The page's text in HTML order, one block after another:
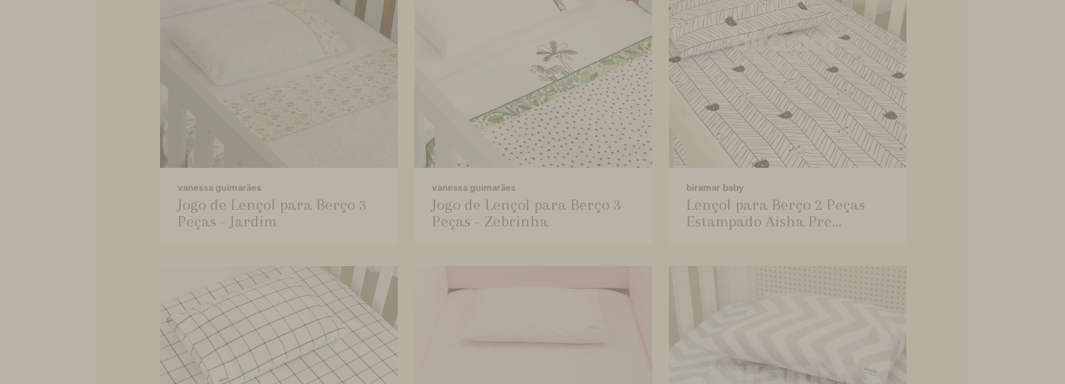
vanessa guimarães
Jogo de Lençol para Berço 3
Peças - Jardim
vanessa guimarães
Jogo de Lençol para Berço 3
Peças - Zebrinha
biramar baby
Lençol para Berço 2 Peças
Estampado Aisha Pre...